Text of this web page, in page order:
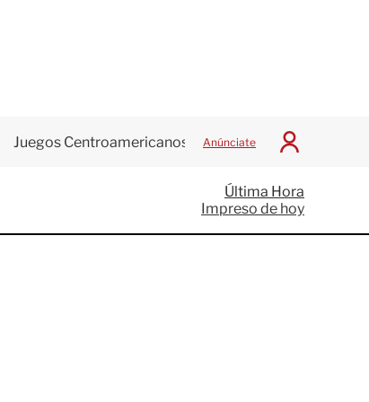
Juegos Centroamericanos Anúnciate
I
c
i
a
Última Hora
Impreso de hoy